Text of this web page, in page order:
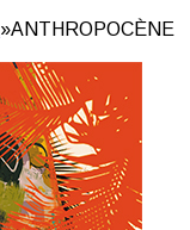
»ANTHROPOCÈNE